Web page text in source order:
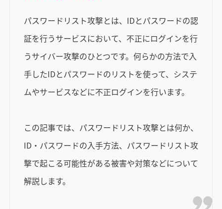
パスワードリスト攻撃とは、IDとパスワードの認
証を行うサービスにおいて、不正にログインを行
うサイバー攻撃のひとつです。何らかの方法で入
手したIDとパスワードのリストを使って、システ
ムやサービスなどに不正ログインを行います。
この記事では、パスワードリスト攻撃とは何か、
ID・パスワードの入手方法、パスワードリスト攻
撃で起こる可能性がある被害や対策などについて
解説します。